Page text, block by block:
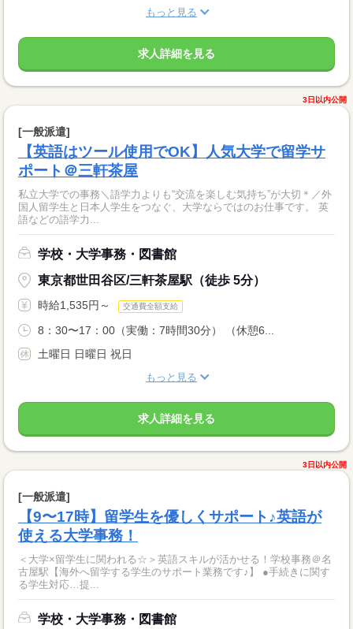
もっと見る
求人詳細を見る
3日以内公開
[一般派遣]
【英語はツール使用でOK】人気大学で留学サ
ポート＠三軒茶屋
私立大学での事務＼語学力よりも“交流を楽しむ気持ち”が大切＊／外
国人留学生と日本人学生をつなぐ、大学ならではのお仕事です。 英
語などの語学力...
学校・大学事務・図書館
東京都世田谷区/三軒茶屋駅（徒歩 5分）
時給1,535円～ 交通費全額支給
8：30〜17：00（実働：7時間30分） （休憩6...
土曜日 日曜日 祝日
もっと見る
求人詳細を見る
3日以内公開
[一般派遣]
【9〜17時】留学生を優しくサポート♪英語が
使える大学事務！
＜大学×留学生に関われる☆＞英語スキルが活かせる！学校事務＠名
古屋駅【海外へ留学する学生のサポート業務です♪】 ●手続きに関す
る学生対応…提...
学校・大学事務・図書館